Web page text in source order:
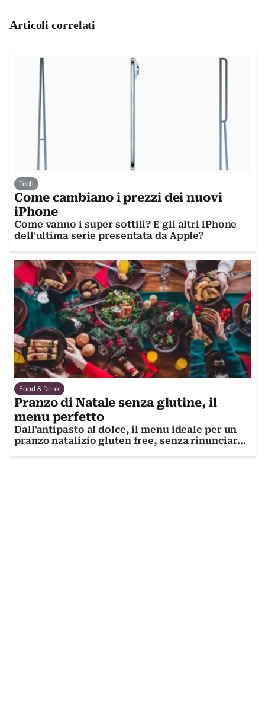
Articoli correlati
Tech
Come cambiano i prezzi dei nuovi
iPhone
Come vanno i super sottili? E gli altri iPhone
dell'ultima serie presentata da Apple?
Food & Drink
Pranzo di Natale senza glutine, il
menu perfetto
Dall'antipasto al dolce, il menu ideale per un
pranzo natalizio gluten free, senza rinunciare